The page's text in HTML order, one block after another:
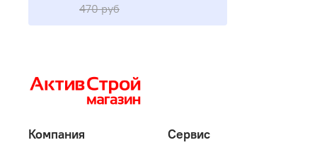
470 руб
Компания Сервис